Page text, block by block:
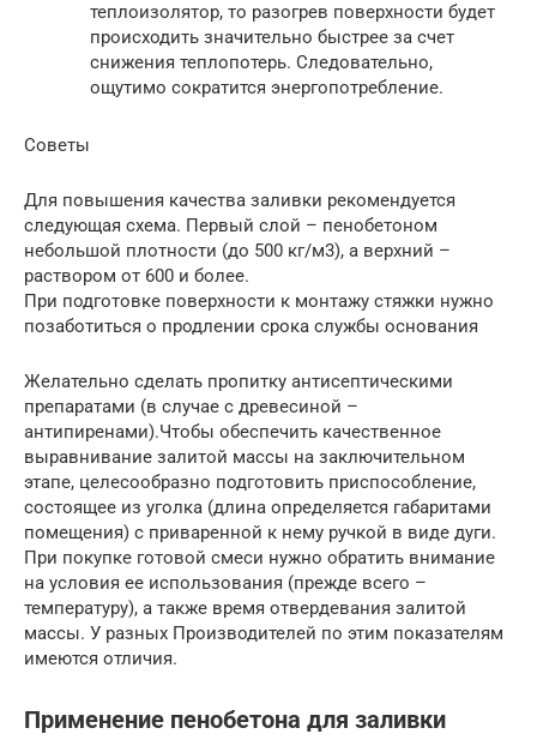
теплоизолятор, то разогрев поверхности будет
происходить значительно быстрее за счет
снижения теплопотерь. Следовательно,
ощутимо сократится энергопотребление.
Советы
Для повышения качества заливки рекомендуется
следующая схема. Первый слой – пенобетоном
небольшой плотности (до 500 кг/м3), а верхний –
раствором от 600 и более.
При подготовке поверхности к монтажу стяжки нужно
позаботиться о продлении срока службы основания
Желательно сделать пропитку антисептическими
препаратами (в случае с древесиной –
антипиренами).Чтобы обеспечить качественное
выравнивание залитой массы на заключительном
этапе, целесообразно подготовить приспособление,
состоящее из уголка (длина определяется габаритами
помещения) с приваренной к нему ручкой в виде дуги.
При покупке готовой смеси нужно обратить внимание
на условия ее использования (прежде всего –
температуру), а также время отвердевания залитой
массы. У разных Производителей по этим показателям
имеются отличия.
Применение пенобетона для заливки